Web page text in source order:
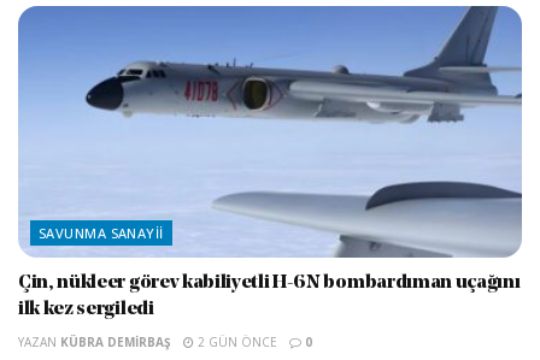
SAVUNMA SANAYII
Çin, nükleer görev kabiliyetli H-6N bombardıman uçağını
ilk kez sergiledi
YAZAN KÜBRA DEMIRBAŞ 2 GÜN ÖNCE 0